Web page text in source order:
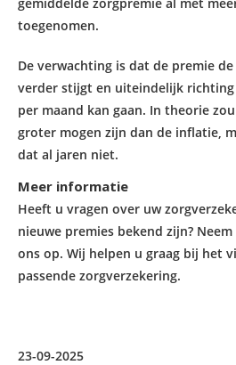
toegenomen.
De verwachting is dat de premie
verder stijgt en uiteindelijk
per maand kan gaan. In theorie
groter mogen zijn dan de inflatie,
dat al jaren niet.
Meer informatie
Heeft u vragen over uw
nieuwe premies bekend zijn?
ons op. Wij helpen u graag bij het
passende zorgverzekering.
23-09-2025